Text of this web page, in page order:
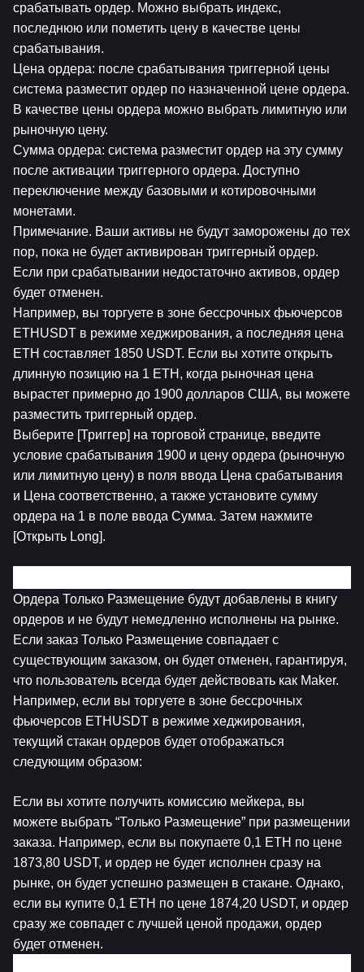
срабатывать ордер. Можно выбрать индекс,
последнюю или пометить цену в качестве цены
срабатывания.
Цена ордера: после срабатывания триггерной цены
система разместит ордер по назначенной цене ордера.
В качестве цены ордера можно выбрать лимитную или
рыночную цену.
Сумма ордера: система разместит ордер на эту сумму
после активации триггерного ордера. Доступно
переключение между базовыми и котировочными
монетами.
Примечание. Ваши активы не будут заморожены до тех
пор, пока не будет активирован триггерный ордер.
Если при срабатывании недостаточно активов, ордер
будет отменен.
Например, вы торгуете в зоне бессрочных фьючерсов
ETHUSDT в режиме хеджирования, а последняя цена
ETH составляет 1850 USDT. Если вы хотите открыть
длинную позицию на 1 ETH, когда рыночная цена
вырастет примерно до 1900 долларов США, вы можете
разместить триггерный ордер.
Выберите [Триггер] на торговой странице, введите
условие срабатывания 1900 и цену ордера (рыночную
или лимитную цену) в поля ввода Цена срабатывания
и Цена соответственно, а также установите сумму
ордера на 1 в поле ввода Сумма. Затем нажмите
[Открыть Long].
Ордера Только Размещение будут добавлены в книгу
ордеров и не будут немедленно исполнены на рынке.
Если заказ Только Размещение совпадает с
существующим заказом, он будет отменен, гарантируя,
что пользователь всегда будет действовать как Maker.
Например, если вы торгуете в зоне бессрочных
фьючерсов ETHUSDT в режиме хеджирования,
текущий стакан ордеров будет отображаться
следующим образом:
Если вы хотите получить комиссию мейкера, вы
можете выбрать “Только Размещение” при размещении
заказа. Например, если вы покупаете 0,1 ETH по цене
1873,80 USDT, и ордер не будет исполнен сразу на
рынке, он будет успешно размещен в стакане. Однако,
если вы купите 0,1 ETH по цене 1874,20 USDT, и ордер
сразу же совпадет с лучшей ценой продажи, ордер
будет отменен.